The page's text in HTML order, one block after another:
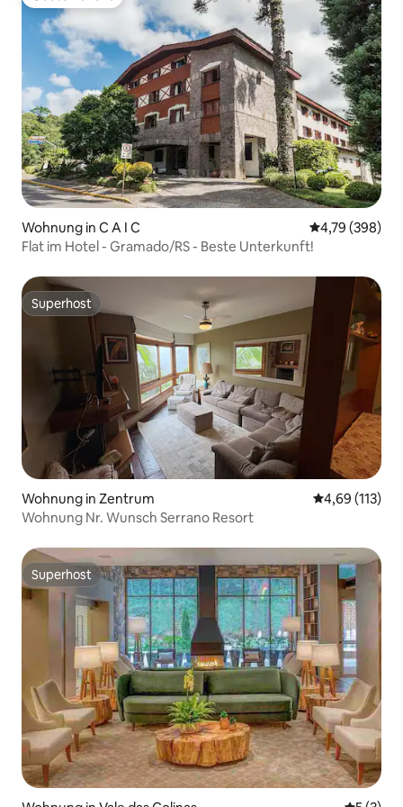
Wohnung in C A I C
4,79 (398)
Flat im Hotel - Gramado/RS - Beste Unterkunft!
Superhost
Superhost
Wohnung in Zentrum
4,69 (113)
Wohnung Nr. Wunsch Serrano Resort
Superhost
Superhost